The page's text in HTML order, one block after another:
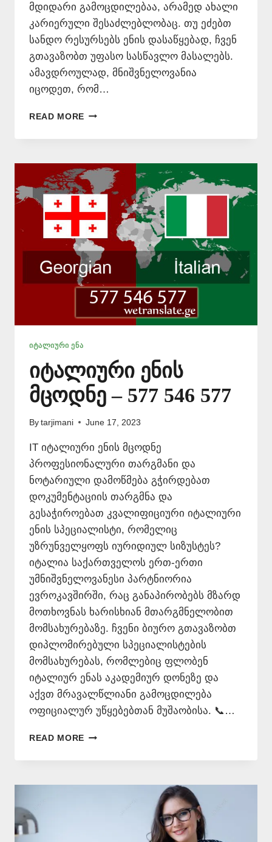
მდიდარი გამოცდილებაა, არამედ ახალი
კარიერული შესაძლებლობაც. თუ ეძებთ
სანდო რესურსებს ენის დასაწყებად, ჩვენ
გთავაზობთ უფასო სასწავლო მასალებს.
ამავდროულად, მნიშვნელოვანია
იცოდეთ, რომ…
READ MORE ᲘᲢᲐᲚᲘᲣᲠᲘ
ᲗᲕᲘᲗᲛᲐᲡᲬᲐᲕᲚᲔᲑᲔᲚᲘ
ᲘᲢᲐᲚᲘᲣᲠᲘ ᲔᲜᲐ
იტალიური ენის
მცოდნე – 577 546 577
By tarjimani June 17, 2023
IT იტალიური ენის მცოდნე
პროფესიონალური თარგმანი და
ნოტარიული დამოწმება გჭირდებათ
დოკუმენტაციის თარგმნა და
გესაჭიროებათ კვალიფიციური იტალიური
ენის სპეციალისტი, რომელიც
უზრუნველყოფს იურიდიულ სიზუსტეს?
იტალია საქართველოს ერთ-ერთი
უმნიშვნელოვანესი პარტნიორია
ევროკავშირში, რაც განაპირობებს მზარდ
მოთხოვნას ხარისხიან მთარგმნელობით
მომსახურებაზე. ჩვენი ბიურო გთავაზობთ
დიპლომირებული სპეციალისტების
მომსახურებას, რომლებიც ფლობენ
იტალიურ ენას აკადემიურ დონეზე და
აქვთ მრავალწლიანი გამოცდილება
ოფიციალურ უწყებებთან მუშაობისა. 📞…
READ MORE ᲘᲢᲐᲚᲘᲣᲠᲘ
ᲛᲪᲝᲓᲜᲔ
577